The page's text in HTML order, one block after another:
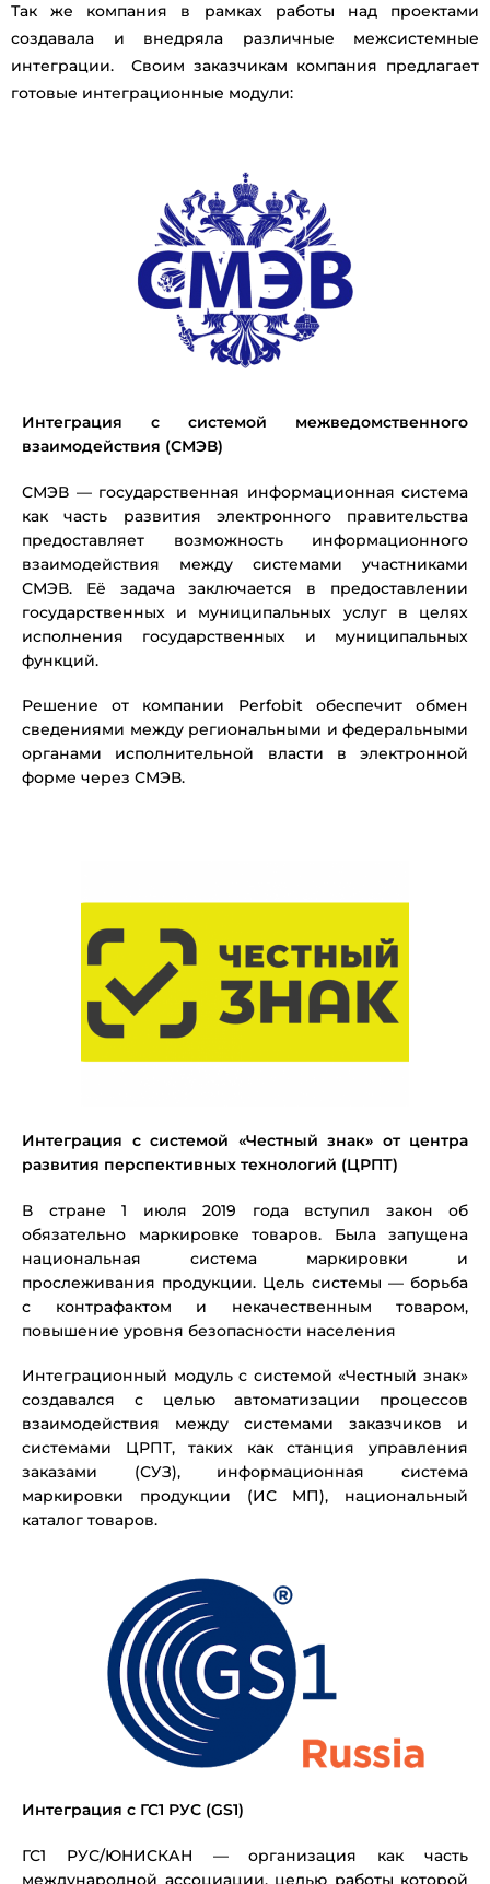
Так же компания в рамках работы над проектами
создавала и внедряла различные межсистемные
интеграции. Своим заказчикам компания предлагает
готовые интеграционные модули:
Интеграция с системой межведомственного
взаимодействия (СМЭВ)
СМЭВ — государственная информационная система
как часть развития электронного правительства
предоставляет возможность информационного
взаимодействия между системами участниками
СМЭВ. Её задача заключается в предоставлении
государственных и муниципальных услуг в целях
исполнения государственных и муниципальных
функций.
Решение от компании Perfobit обеспечит обмен
сведениями между региональными и федеральными
органами исполнительной власти в электронной
форме через СМЭВ.
Интеграция с системой «Честный знак» от центра
развития перспективных технологий (ЦРПТ)
В стране 1 июля 2019 года вступил закон об
обязательно маркировке товаров. Была запущена
национальная система маркировки и
прослеживания продукции. Цель системы — борьба
с контрафактом и некачественным товаром,
повышение уровня безопасности населения
Интеграционный модуль с системой «Честный знак»
создавался с целью автоматизации процессов
взаимодействия между системами заказчиков и
системами ЦРПТ, таких как станция управления
заказами (СУЗ), информационная система
маркировки продукции (ИС МП), национальный
каталог товаров.
Интеграция с ГС1 РУС (GS1)
ГС1 РУС/ЮНИСКАН — организация как часть
международной ассоциации, целью работы которой